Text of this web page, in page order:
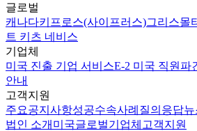
글로벌
캐나다키프로스(사이프러스)그리스몰
트 키츠 네비스
기업체
미국 진출 기업 서비스E-2 미국 직원파
안내
고객지원
주요공지사항성공수속사례 질의응답뉴
법인 소개 미국글로벌기업체 고객지원